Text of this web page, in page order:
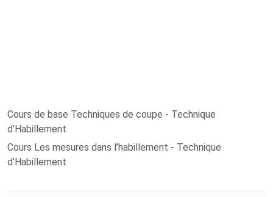
Cours de base Techniques de coupe - Technique
d’Habillement
Cours Les mesures dans l’habillement - Technique
d’Habillement